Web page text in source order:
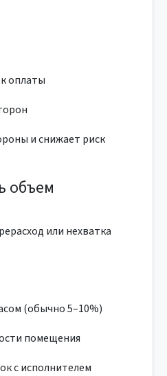
оплаты
и снижает риск
объем
или нехватка
(обычно 5–10%)
помещения
с исполнителем